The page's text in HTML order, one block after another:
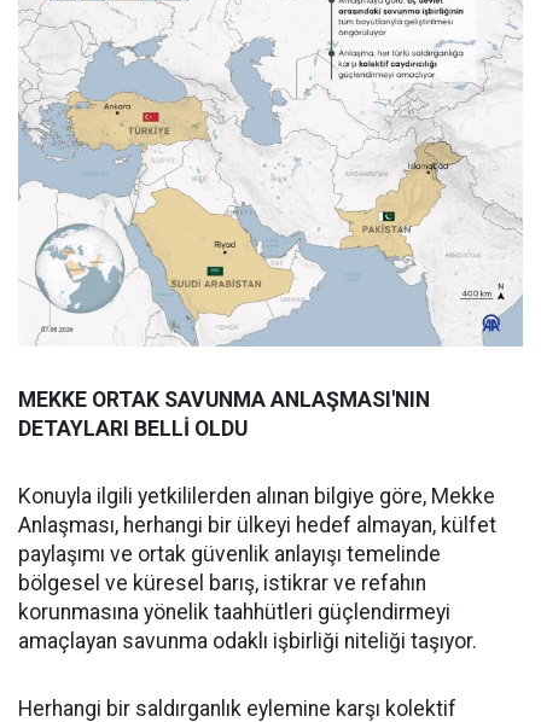
MEKKE ORTAK SAVUNMA ANLAŞMASI'NIN
DETAYLARI BELLİ OLDU
Konuyla ilgili yetkililerden alınan bilgiye göre, Mekke
Anlaşması, herhangi bir ülkeyi hedef almayan, külfet
paylaşımı ve ortak güvenlik anlayışı temelinde
bölgesel ve küresel barış, istikrar ve refahın
korunmasına yönelik taahhütleri güçlendirmeyi
amaçlayan savunma odaklı işbirliği niteliği taşıyor.
Herhangi bir saldırganlık eylemine karşı kolektif